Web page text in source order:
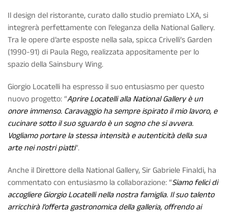
Il design del ristorante, curato dallo studio premiato LXA, si
integrerà perfettamente con l’eleganza della National Gallery.
Tra le opere d’arte esposte nella sala, spicca Crivelli’s Garden
(1990-91) di Paula Rego, realizzata appositamente per lo
spazio della Sainsbury Wing.
Giorgio Locatelli ha espresso il suo entusiasmo per questo
nuovo progetto: “Aprire Locatelli alla National Gallery è un
onore immenso. Caravaggio ha sempre ispirato il mio lavoro, e
cucinare sotto il suo sguardo è un sogno che si avvera.
Vogliamo portare la stessa intensità e autenticità della sua
arte nei nostri piatti”.
Anche il Direttore della National Gallery, Sir Gabriele Finaldi, ha
commentato con entusiasmo la collaborazione: “Siamo felici di
accogliere Giorgio Locatelli nella nostra famiglia. Il suo talento
arricchirà l’offerta gastronomica della galleria, offrendo ai